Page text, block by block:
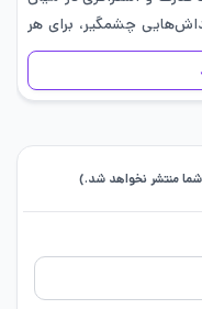
چشمگیر، برای هر
منتشر نخواهد شد.)